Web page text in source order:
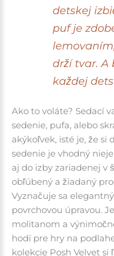
detskej
puf je
drží tvar. A
každej
Ako to voláte? Sedací
sedenie, pufa, alebo
akýkoľvek, isté je, že si
sedenie je vhodný
aj do izby zariadenej v
obľúbený a žiadaný
Vyznačuje sa
povrchovou úpravou.
molitanom a
hodí pre hry na
kolekcie Posh Velvet